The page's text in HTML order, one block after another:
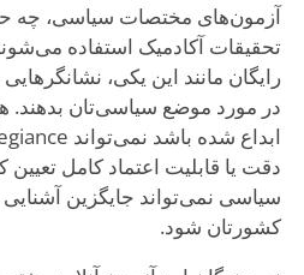
آزمون‌های مختصات سیاسی، چه
تحقیقات آکادمیک استفاده
رایگان مانند این یکی،
در مورد موضع سیاسی‌تان بدهند.
دقت یا قابلیت اعتماد کامل
سیاسی نمی‌تواند جایگزین
کشورتان شود.